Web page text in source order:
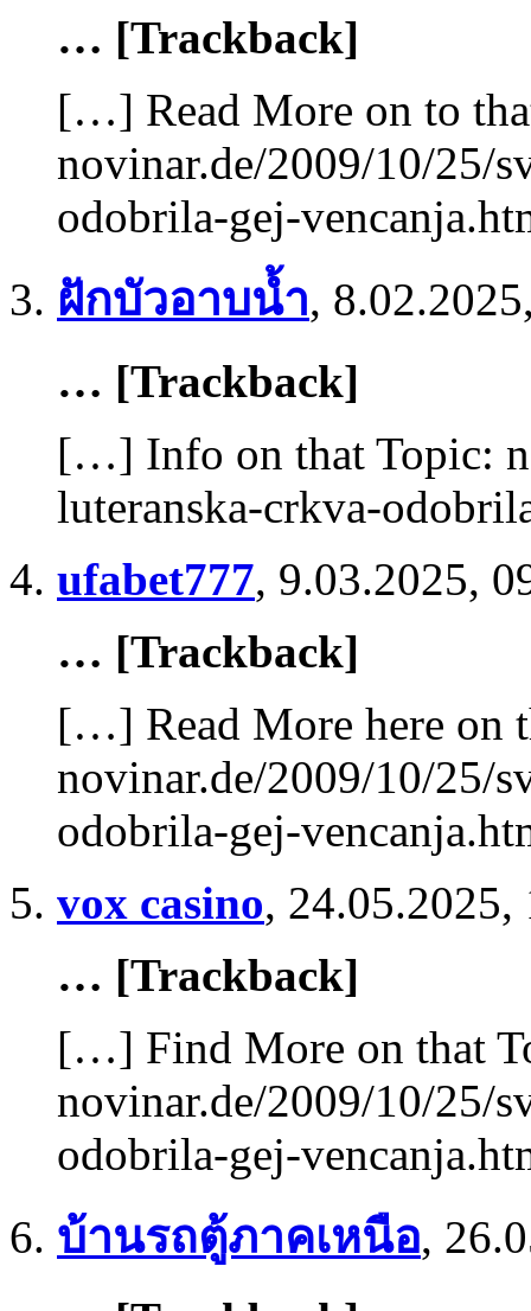
… [Trackback]
[…] Read More on to
novinar.de/2009/10/25/
odobrila-gej-
ฝักบัวอาบน้ำ,
… [Trackback]
[…] Info on that Topic:
luteranska-crkva-
ufabet777, 9.03.2025,
… [Trackback]
[…] Read More here on
novinar.de/2009/10/25/
odobrila-gej-
vox casino, 24.05.2025,
… [Trackback]
[…] Find More on that
novinar.de/2009/10/25/
odobrila-gej-
บ้านรถตู้ภาคเหนือ,